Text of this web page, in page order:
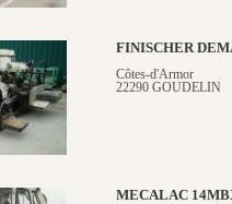
FINISCHER
Côtes-d'Armor
22290 GOUDELIN
MECALAC